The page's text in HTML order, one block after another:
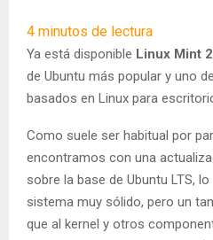
4 minutos de lectura
Ya está disponible Linux Mint
de Ubuntu más popular y uno
basados en Linux para
Como suele ser habitual por
encontramos con una
sobre la base de Ubuntu LTS,
sistema muy sólido, pero un
que al kernel y otros